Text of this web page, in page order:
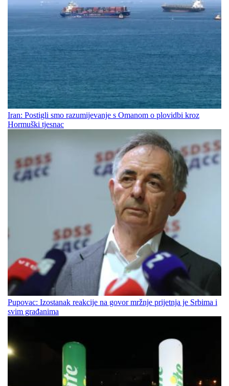
Iran: Postigli smo razumijevanje s Omanom o plovidbi kroz
Hormuški tjesnac
Pupovac: Izostanak reakcije na govor mržnje prijetnja je Srbima i
svim građanima